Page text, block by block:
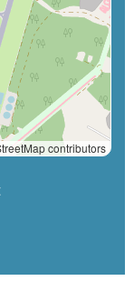
contributors